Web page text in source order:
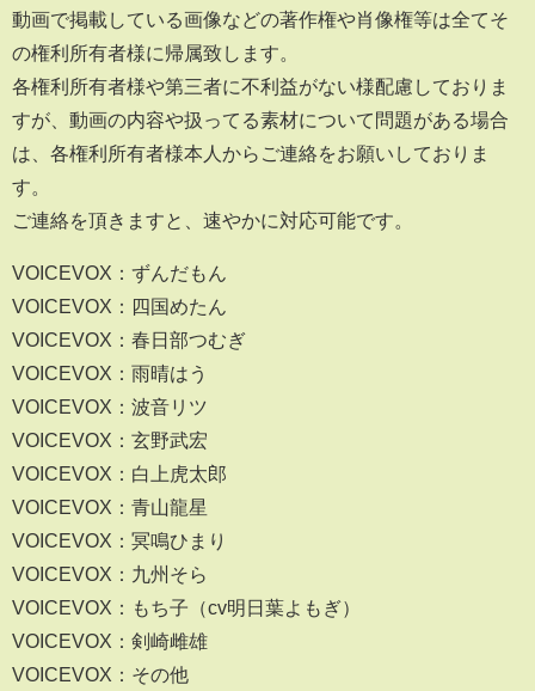
動画で掲載している画像などの著作権や肖像権等は全てそ
の権利所有者様に帰属致します。
各権利所有者様や第三者に不利益がない様配慮しておりま
すが、動画の内容や扱ってる素材について問題がある場合
は、各権利所有者様本人からご連絡をお願いしておりま
す。
ご連絡を頂きますと、速やかに対応可能です。
VOICEVOX：ずんだもん
VOICEVOX：四国めたん
VOICEVOX：春日部つむぎ
VOICEVOX：雨晴はう
VOICEVOX：波音リツ
VOICEVOX：玄野武宏
VOICEVOX：白上虎太郎
VOICEVOX：青山龍星
VOICEVOX：冥鳴ひまり
VOICEVOX：九州そら
VOICEVOX：もち子（cv明日葉よもぎ）
VOICEVOX：剣崎雌雄
VOICEVOX：その他